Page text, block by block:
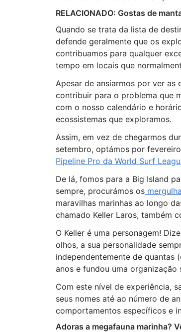
RELACIONADO: Gostas de
Quando se trata da lista de
defende geralmente que os
contribuamos para qualquer
tempo em locais que
Apesar de ansiarmos por ver as
contribuir para o problema que
com o nosso calendário e
ecossistemas que exploramos.
Assim, em vez de chegarmos
setembro, optámos por
Pipeline Pro da World Surf
De lá, fomos para a Big Island
sempre, procurámos os
maravilhas marinhas ao longo
chamado Keller Laros, também
O Keller é uma personagem!
olhos, a sua personalidade
independentemente de quantas
anos e fundou uma
Com este nível de experiência,
seus nomes até ao número de
comportamentos específicos e
Adoras a megafauna marinha?